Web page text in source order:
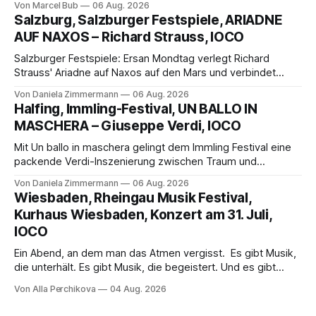
eine bildgewaltige Inszenierung, Maxime Pascal entfaltet
die komplexe Partitur eindrucksvoll, Philippe Sly berührt als
Franziskus.
Von Marcel Bub 06 Aug. 2026
Salzburg, Salzburger Festspiele, ARIADNE
AUF NAXOS – Richard Strauss, IOCO
Salzburger Festspiele: Ersan Mondtag verlegt Richard
Strauss' Ariadne auf Naxos auf den Mars und verbindet
Aufführung mit starken Solisten und den Wiener
Philharmonikern, szenisch bleibt der zweite Akt jedoch
hinter den Erwartungen zurück.
Von Daniela Zimmermann 06 Aug. 2026
Halfing, Immling-Festival, UN BALLO IN
MASCHERA – Giuseppe Verdi, IOCO
Mit Un ballo in maschera gelingt dem Immling Festival eine
packende Verdi-Inszenierung zwischen Traum und
psychologische Tiefe mit starken Bildern, getragen von
einem spielfreudigen Ensemble und einer musikalisch
überzeugenden Gesamtleistung.
Von Daniela Zimmermann 06 Aug. 2026
Wiesbaden, Rheingau Musik Festival,
Kurhaus Wiesbaden, Konzert am 31. Juli,
IOCO
Ein Abend, an dem man das Atmen vergisst. Es gibt Musik,
die unterhält. Es gibt Musik, die begeistert. Und es gibt
Genau so war der Abend im Kurhaus Wiesbaden, an dem
Von Alla Perchikova 04 Aug. 2026